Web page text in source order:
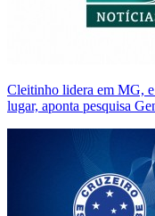
Cleitinho lidera em MG,
lugar, aponta pesquisa